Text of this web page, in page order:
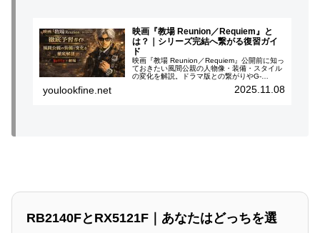
映画『教場 Reunion／Requiem』と
は？｜シリーズ完結へ繋がる復習ガイ
ド
映画『教場 Reunion／Requiem』公開前に知っ
ておきたい風間公親の人物像・装備・スタイル
の変化を解説。ドラマ版との繋がりやG-
SHOCK、増永眼鏡などの象徴的アイテムから
読み解く“最後の授業”の意味とは。
youlookfine.net 2025.11.08
RB2140FとRX5121F｜あなたはどっちを選